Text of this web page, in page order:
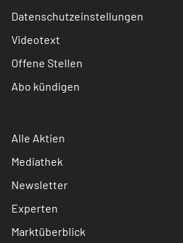
Datenschutzeinstellungen
Videotext
Offene Stellen
Abo kündigen
Alle Aktien
Mediathek
Newsletter
Experten
Marktüberblick